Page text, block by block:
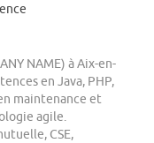
NAME) à Aix-en-
en Java, PHP,
maintenance et
agile.
CSE,